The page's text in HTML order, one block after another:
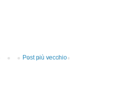
Post più vecchio